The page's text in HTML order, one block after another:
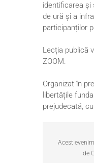
identificarea și
de ură și a
participanților
Lecția publică
ZOOM.
Organizat în
libertățile
prejudecată,
Acest
de